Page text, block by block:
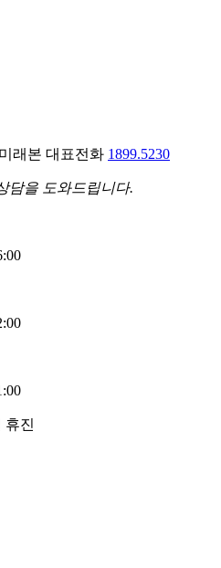
미래본 대표전화 1899.5230
담을 도와드립니다.
휴진